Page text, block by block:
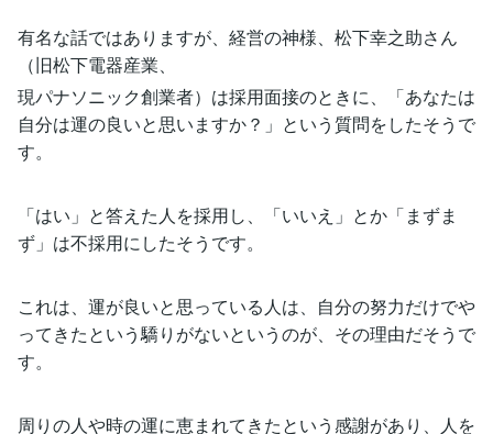
有名な話ではありますが、経営の神様、松下幸之助さん
（旧松下電器産業、
現パナソニック創業者）は採用面接のときに、「あなたは
自分は運の良いと思いますか？」という質問をしたそうで
す。
「はい」と答えた人を採用し、「いいえ」とか「まずま
ず」は不採用にしたそうです。
これは、運が良いと思っている人は、自分の努力だけでや
ってきたという驕りがないというのが、その理由だそうで
す。
周りの人や時の運に恵まれてきたという感謝があり、人を